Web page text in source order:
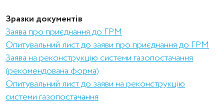
Зразки документів
Заява про приєднання до ГРМ
Опитувальний лист до заяви про приєднання до ГРМ
Заява на реконструкцію системи газопостачання
(рекомендована форма)
Опитувальний лист до заяви на реконструкцію
системи газопостачання